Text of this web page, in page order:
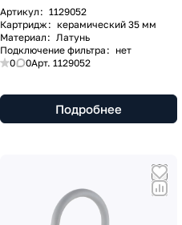
0 0Арт. 1129052
Артикул : 1129052
Картридж : керамический 35 мм
Материал : Латунь
Подключение фильтра : нет
Подробнее